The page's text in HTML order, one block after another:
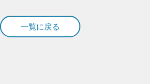
一覧に戻る